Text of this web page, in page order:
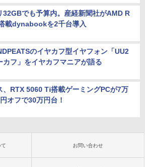
32GBでも予算内。産経新聞社がAMD R
載dynabookを2千台導入
のイヤカフ型イヤフォン「UU2
カフ」をイヤカフマニアが語る
、RTX 5060 Ti搭載ゲーミングPCが7万
オフで30万円台！
お問い合わせ